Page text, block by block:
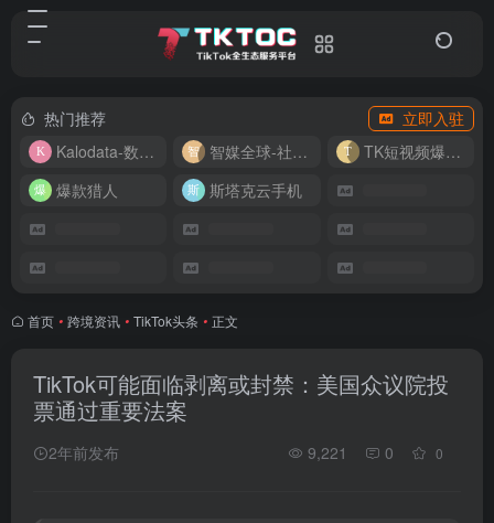
热门推荐
立即入驻
Kalodata-数据分析平台
智媒全球-社媒管理平台
TK短视频爆款复刻
爆款猎人
斯塔克云手机
首页 • 跨境资讯 • TikTok头条 • 正文
TikTok可能面临剥离或封禁：美国众议院投
票通过重要法案
2年前发布 9,221 0 0